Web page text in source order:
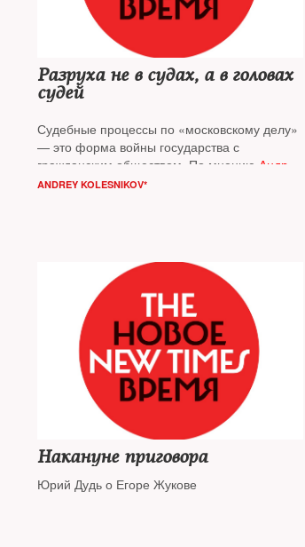
Разруха не в судах, а в головах
судей
Судебные процессы по «московскому делу»
— это форма войны государства с
гражданским обществом. По мнению Андрея
Колесникова, в деле Егора Жукова
ANDREY KOLESNIKOV*
Накануне приговора
Юрий Дудь о Егоре Жукове